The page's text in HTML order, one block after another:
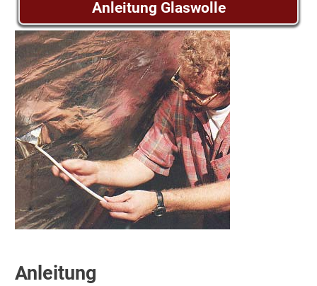
Anleitung Glaswolle
Anleitung